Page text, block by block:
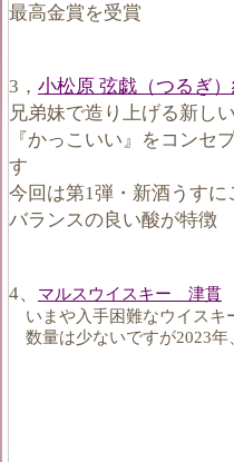
最高金賞を受賞
3， 小松原 弦戯（つるぎ
兄弟妹で造り上げる新し
『かっこいい』をコンセ
す
今回は第1弾・新酒うす
バランスの良い酸が特徴
4、
マルスウイスキー 津貫
いまや入手困難なウイスキ
数量は少ないですが2023年